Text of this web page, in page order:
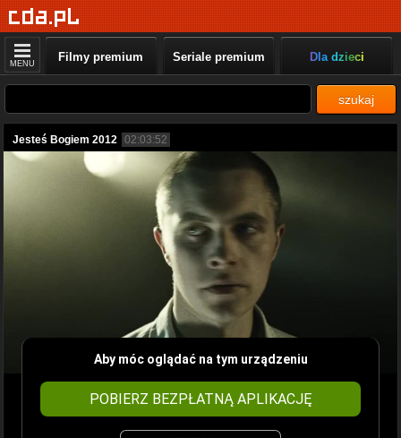
MENU Filmy premium Seriale premium Dla dzieci
szukaj
Jesteś Bogiem 2012 02:03:52
Aby móc oglądać na tym urządzeniu
POBIERZ BEZPŁATNĄ APLIKACJĘ